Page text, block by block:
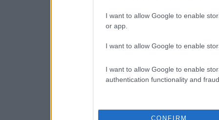
I want to allow Google to enable
or app.
I want to allow Google to enable
I want to allow Google to enable
authentication functionality and
CONFIRM